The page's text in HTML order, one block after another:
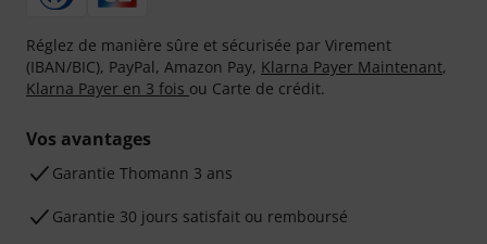
Réglez de manière sûre et sécurisée par Virement
(IBAN/BIC), PayPal, Amazon Pay, Klarna Payer Maintenant,
Klarna Payer en 3 fois ou Carte de crédit.
Vos avantages
Ga­ran­tie Thomann 3 ans
Garantie 30 jours satisfait ou remboursé